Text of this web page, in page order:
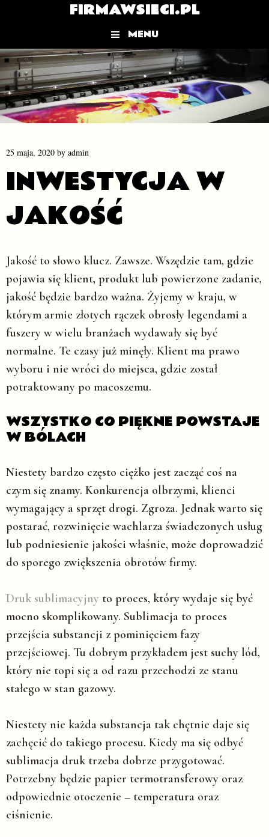
FIRMAWSIECI.PL
MENU
Skip to content
25 maja, 2020 by admin
INWESTYCJA W
JAKOŚĆ
Jakość to słowo klucz. Zawsze. Wszędzie tam, gdzie
pojawia się klient, produkt lub powierzone zadanie,
jakość będzie bardzo ważna. Żyjemy w kraju, w
którym armie złotych rączek obrosły legendami a
fuszery w wielu branżach wydawały się być
normalne. Te czasy już minęły. Klient ma prawo
wyboru i nie wróci do miejsca, gdzie został
potraktowany po macoszemu.
WSZYSTKO CO PIĘKNE POWSTAJE
W BÓLACH
Niestety bardzo często ciężko jest zacząć coś na
czym się znamy. Konkurencja olbrzymi, klienci
wymagający a sprzęt drogi. Zgroza. Jednak warto się
postarać, rozwinięcie wachlarza świadczonych usług
lub podniesienie jakości właśnie, może doprowadzić
do sporego zwiększenia obrotów firmy.
Druk sublimacyjny to proces, który wydaje się być
mocno skomplikowany. Sublimacja to proces
przejścia substancji z pominięciem fazy
przejściowej. Tu dobrym przykładem jest suchy lód,
który nie topi się a od razu przechodzi ze stanu
stałego w stan gazowy.
Niestety nie każda substancja tak chętnie daje się
zachęcić do takiego procesu. Kiedy ma się odbyć
sublimacja druk trzeba dobrze przygotować.
Potrzebny będzie papier termotransferowy oraz
odpowiednie otoczenie – temperatura oraz
ciśnienie.